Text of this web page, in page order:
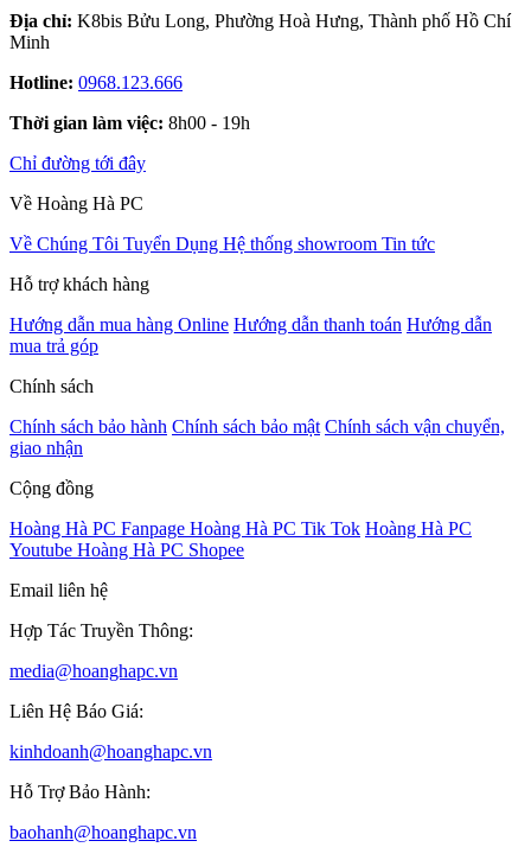
Địa chỉ: K8bis Bửu Long, Phường Hoà Hưng, Thành phố Hồ Chí
Minh
Hotline: 0968.123.666
Thời gian làm việc: 8h00 - 19h
Chỉ đường tới đây
Về Hoàng Hà PC
Về Chúng Tôi Tuyển Dụng Hệ thống showroom Tin tức
Hỗ trợ khách hàng
Hướng dẫn mua hàng Online Hướng dẫn thanh toán Hướng dẫn
mua trả góp
Chính sách
Chính sách bảo hành Chính sách bảo mật Chính sách vận chuyển,
giao nhận
Cộng đồng
Hoàng Hà PC Fanpage Hoàng Hà PC Tik Tok Hoàng Hà PC
Youtube Hoàng Hà PC Shopee
Email liên hệ
Hợp Tác Truyền Thông:
media@hoanghapc.vn
Liên Hệ Báo Giá:
kinhdoanh@hoanghapc.vn
Hỗ Trợ Bảo Hành:
baohanh@hoanghapc.vn